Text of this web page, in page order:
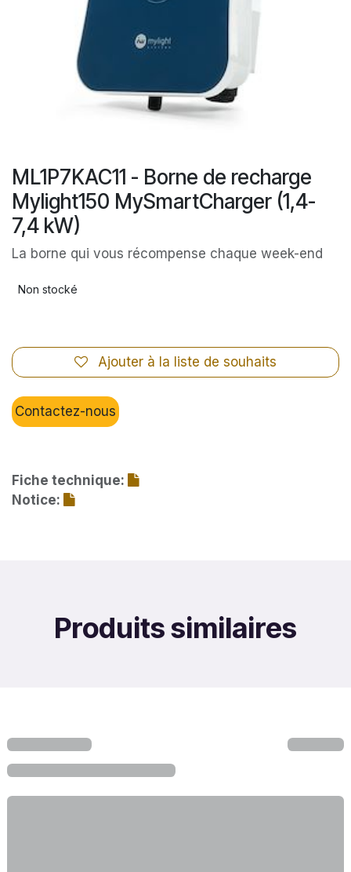
ML1P7KAC11 - Borne de recharge
Mylight150 MySmartCharger (1,4-
7,4 kW)
La borne qui vous récompense chaque week-end
Non stocké
Ajouter à la liste de souhaits
Contactez-nous
Fiche technique:
Notice:
Produits similaires